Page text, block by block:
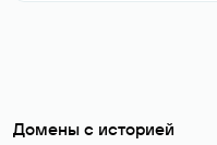
Домены с историей